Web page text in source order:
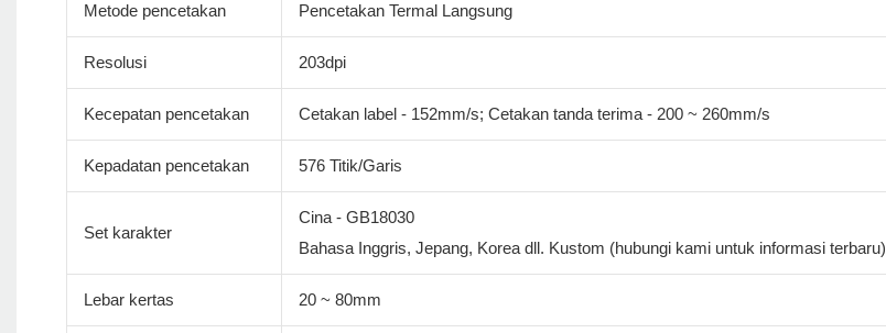
Metode pencetakan Pencetakan Termal Langsung
Resolusi 203dpi
Kecepatan pencetakan Cetakan label - 152mm/s; Cetakan tanda terima - 200 ~ 260mm/s
Kepadatan pencetakan 576 Titik/Garis
Set karakter
Cina - GB18030
Bahasa Inggris, Jepang, Korea dll. Kustom (hubungi kami untuk informasi terbaru)
Lebar kertas 20 ~ 80mm